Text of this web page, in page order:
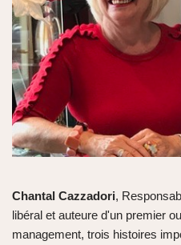
Chantal Cazzadori,
libéral et auteure d'un premier
management, trois histoires